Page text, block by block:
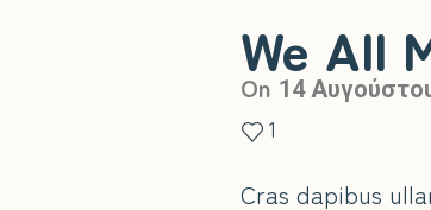
We All
On 14
1
Cras dapibus